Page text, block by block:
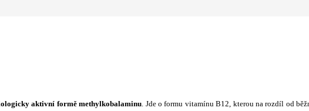
aktivní formě methylkobalaminu. Jde o formu vitamínu B12, kterou na rozdíl od